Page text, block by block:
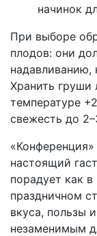
начинок
При выборе
плодов: они
Хранить груши
температуре
свежесть до
настоящий
порадует как
праздничном
вкуса, пользы
незаменимым